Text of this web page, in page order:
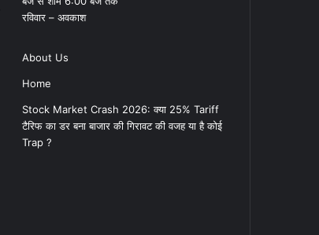
रविवार – अवकाश
About Us
Home
Stock Market Crash 2026: क्या 25% Tariff
टैरिफ का डर बना बाजार की गिरावट की वजह या है कोई
Trap ?